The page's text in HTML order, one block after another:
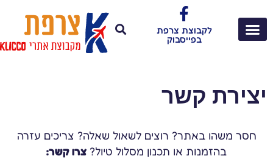
לקבוצת צרפת
בפייסבוק
יצירת קשר
חסר משהו באתר? רוצים לשאול שאלה? צריכים עזרה
בהזמנות או תכנון מסלול טיול? צרו קשר: